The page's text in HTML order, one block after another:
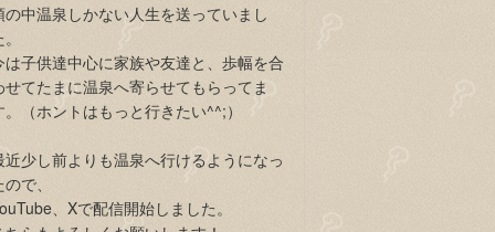
の中温泉しかない人生を送っていまし
は子供達中心に家族や友達と、歩幅を合
せてたまに温泉へ寄らせてもらってま
。（ホントはもっと行きたい^^;）
近少し前よりも温泉へ行けるようになっ
で、
、Xで配信開始しました。